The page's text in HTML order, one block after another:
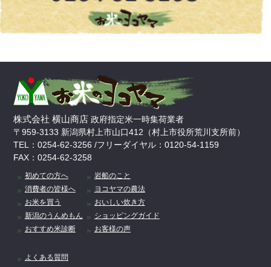
株式会社 横山商店 政府指定米一時集荷業者
〒959-3133 新潟県村上市山口412（村上市役所荒川支所前）
TEL：0254-62-3256 /フリーダイヤル：0120-54-1159
FAX：0254-62-3258
初めての方へ
消費者の皆様へ
お米を買う
新潟のうんめもん
おすすめ米診断
岩船のこと
ヨコヤマの農法
おいしい炊き方
ショッピングガイド
お客様の声
よくある質問